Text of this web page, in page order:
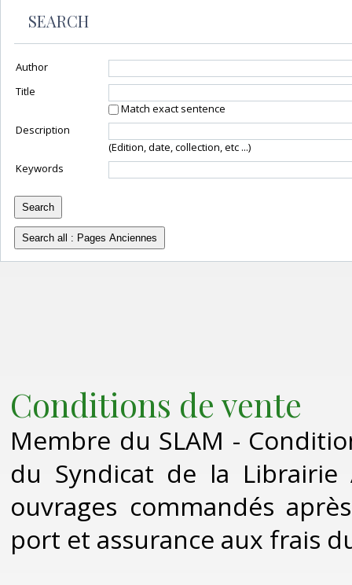
SEARCH
Author
Title
Match exact sentence
Description
(Edition, date, collection, etc ...)
Keywords
Conditions de vente
Membre du SLAM -
du Syndicat de la Librairie
ouvrages commandés
port et assurance aux frais